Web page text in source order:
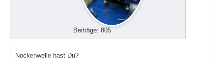
Beiträge: 805
Nockenwelle hast Du?